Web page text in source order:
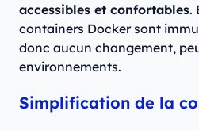
accessibles et confortables.
containers Docker sont
donc aucun changement,
environnements.
Simplification de la